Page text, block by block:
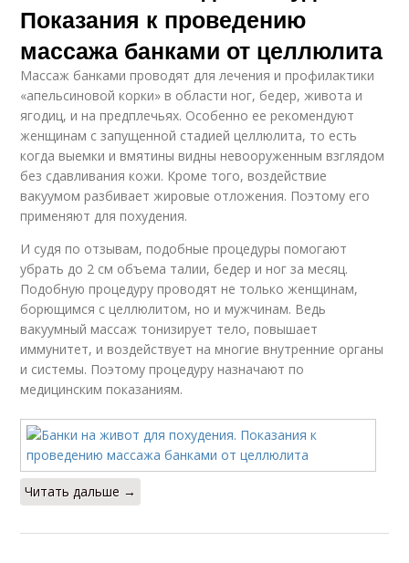
Показания к проведению
массажа банками от целлюлита
Массаж банками проводят для лечения и профилактики
«апельсиновой корки» в области ног, бедер, живота и
ягодиц, и на предплечьях. Особенно ее рекомендуют
женщинам с запущенной стадией целлюлита, то есть
когда выемки и вмятины видны невооруженным взглядом
без сдавливания кожи. Кроме того, воздействие
вакуумом разбивает жировые отложения. Поэтому его
применяют для похудения.
И судя по отзывам, подобные процедуры помогают
убрать до 2 см объема талии, бедер и ног за месяц.
Подобную процедуру проводят не только женщинам,
борющимся с целлюлитом, но и мужчинам. Ведь
вакуумный массаж тонизирует тело, повышает
иммунитет, и воздействует на многие внутренние органы
и системы. Поэтому процедуру назначают по
медицинским показаниям.
Читать дальше →